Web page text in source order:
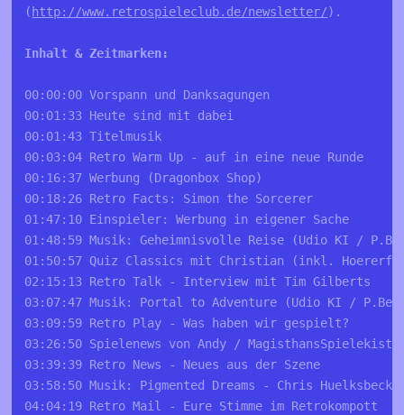
( http://www.retrospieleclub.de/newsletter/).
00:00:00 Vorspann und Danksagungen
00:01:33 Heute sind mit dabei
00:01:43 Titelmusik
00:03:04 Retro Warm Up - auf in eine neue Runde
00:16:37 Werbung (Dragonbox Shop)
00:18:26 Retro Facts: Simon the Sorcerer
01:47:10 Einspieler: Werbung in eigener Sache
01:48:59 Musik: Geheimnisvolle Reise (Udio KI /
01:50:57 Quiz Classics mit Christian (inkl.
02:15:13 Retro Talk - Interview mit Tim Gilberts
03:07:47 Musik: Portal to Adventure (Udio KI /
03:09:59 Retro Play - Was haben wir gespielt?
03:26:50 Spielenews von Andy / MagisthansSpielekiste
03:39:39 Retro News - Neues aus der Szene
03:58:50 Musik: Pigmented Dreams - Chris
04:04:19 Retro Mail - Eure Stimme im Retrokompott